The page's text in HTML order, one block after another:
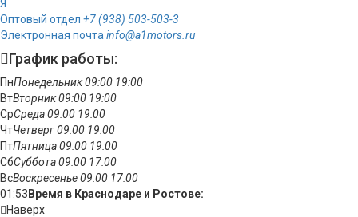
Я
Оптовый отдел +7 (938) 503-503-3
Электронная почта info@a1motors.ru
График работы:
ПнПонедельник09:00 19:00
ВтВторник09:00 19:00
СрСреда09:00 19:00
ЧтЧетверг09:00 19:00
ПтПятница09:00 19:00
СбСуббота09:00 17:00
ВсВоскресенье09:00 17:00
01:53 Время в Краснодаре и Ростове:
Наверх